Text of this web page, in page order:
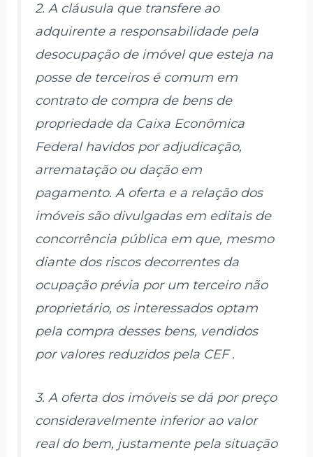
2. A cláusula que transfere ao
adquirente a responsabilidade pela
desocupação de imóvel que esteja na
posse de terceiros é comum em
contrato de compra de bens de
propriedade da Caixa Econômica
Federal havidos por adjudicação,
arrematação ou dação em
pagamento. A oferta e a relação dos
imóveis são divulgadas em editais de
concorrência pública em que, mesmo
diante dos riscos decorrentes da
ocupação prévia por um terceiro não
proprietário, os interessados optam
pela compra desses bens, vendidos
por valores reduzidos pela CEF .
3. A oferta dos imóveis se dá por preço
consideravelmente inferior ao valor
real do bem, justamente pela situação